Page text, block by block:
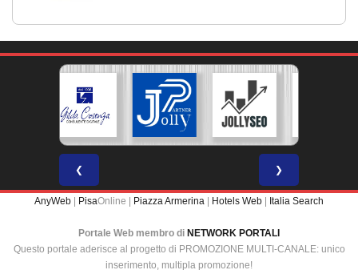
❮ ❯
AnyWeb PisaOnline | Piazza Armerina Hotels Web Italia Search
Portale Web membro di NETWORK PORTALI
Questo portale aderisce al progetto di PROMOZIONE MULTI-CANALE: unico
inserimento, multipla promozione!